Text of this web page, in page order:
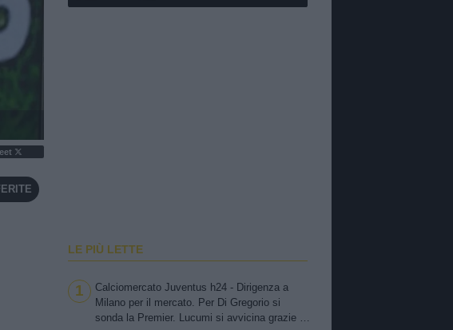
LE PIÙ LETTE
1
Calciomercato Juventus h24 - Dirigenza a
Milano per il mercato. Per Di Gregorio si
sonda la Premier. Lucumi si avvicina grazie a